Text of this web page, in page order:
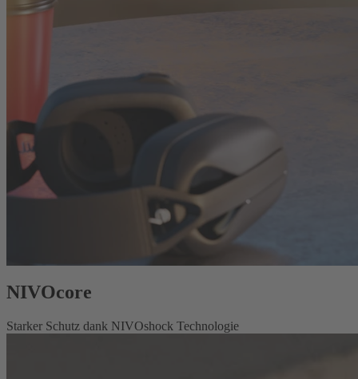
NIVOcore
Starker Schutz dank NIVOshock Technologie